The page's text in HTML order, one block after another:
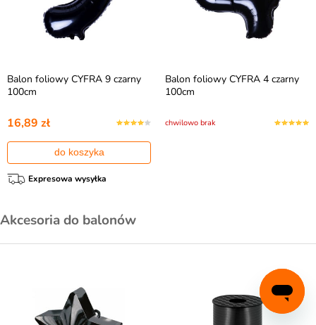
Balon foliowy CYFRA 9 czarny
100cm
16,89 zł
do koszyka
Expresowa wysyłka
Balon foliowy CYFRA 4 czarny
100cm
chwilowo brak
Akcesoria do balonów